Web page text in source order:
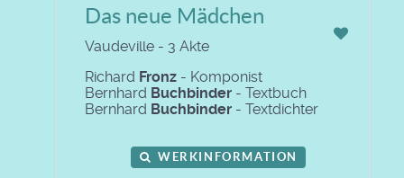
Das neue Mädchen
Vaudeville - 3 Akte
Richard Fronz - Komponist
Bernhard Buchbinder - Textbuch
Bernhard Buchbinder - Textdichter
WERKINFORMATION